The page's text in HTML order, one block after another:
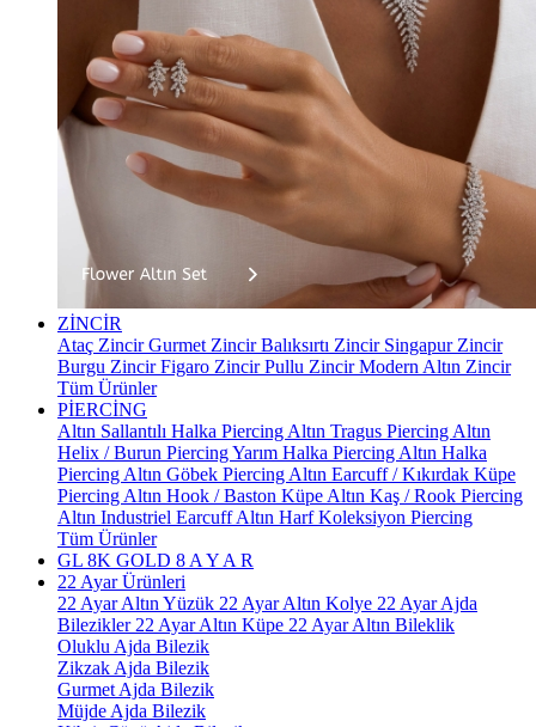
ZİNCİR
Ataç ZincirGurmet ZincirBalıksırtı Zincir Singapur Zincir
Burgu ZincirFigaro ZincirPullu ZincirModern Altın Zincir
Tüm Ürünler
PİERCİNG
Altın Sallantılı Halka Piercing Altın Tragus Piercing Altın
Helix / Burun PiercingYarım Halka Piercing Altın Halka
Piercing Altın Göbek Piercing Altın Earcuff / Kıkırdak Küpe
Piercing Altın Hook / Baston Küpe Altın Kaş / Rook Piercing
Altın Industriel EarcuffAltın Harf Koleksiyon Piercing
Tüm Ürünler
GL 8K GOLD 8 A Y A R
22 Ayar Ürünleri
22 Ayar Altın Yüzük 22 Ayar Altın Kolye 22 Ayar Ajda
Bilezikler 22 Ayar Altın Küpe 22 Ayar Altın Bileklik
Oluklu Ajda Bilezik
Zikzak Ajda Bilezik
Gurmet Ajda Bilezik
Müjde Ajda Bilezik